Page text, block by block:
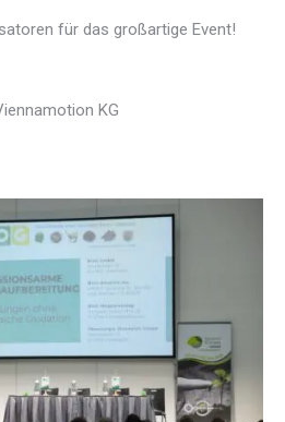
für das großartige Event!
KG